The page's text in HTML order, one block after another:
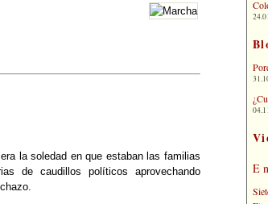
la soledad en que estaban las familias
de caudillos políticos aprovechando